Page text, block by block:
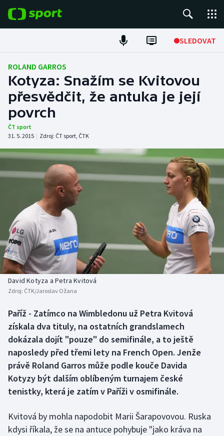
SLEDOVAT
Fotbal
Hokej
Tenis
Atletika
Cyklistika
DALŠÍ SPORTY
Americký fotbal
Baseball a softbal
Basketbal
Biatlon
Box
Curling
Dostihy
Florbal
Futsal
NEPŘEHLÉDNĚTE
Soutěže
Historické návraty
Aplikace ČT sport
ROLAND GARROS
Kotyza: Snažím se Kvitovou
přesvědčit, že antuka je její
povrch
ČT sport
31. 5. 2015 | Zdroj: ČT sport, ČTK
David Kotyza a Petra Kvitová
Zdroj: ČTK/Jaroslav Ožana
Paříž - Zatímco na Wimbledonu už Petra Kvitová
získala dva tituly, na ostatních grandslamech
dokázala dojít "pouze" do semifinále, a to ještě
naposledy před třemi lety na French Open. Jenže
právě Roland Garros může podle kouče Davida
Kotyzy být dalším oblíbeným turnajem české
tenistky, která je zatím v Paříži v osmifinále.
Kvitová by mohla napodobit Marii Šarapovovou. Ruska
kdysi říkala, že se na antuce pohybuje "jako kráva na